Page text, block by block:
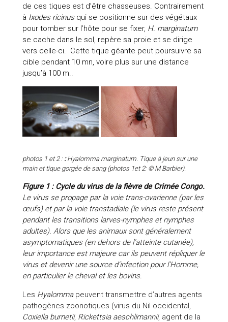
de ces tiques est d’être chasseuses. Contrairement
à Ixodes ricinusqui se positionne sur des végétaux
pour tomber sur l’hôte pour se fixer, H. marginatum
se cache dans le sol, repère sa proie et se dirige
vers celle-ci. Cette tique géante peut poursuivre sa
cible pendant 10 mn, voire plus sur une distance
jusqu’à 100 m..
photos 1 et 2 : :Hyalomma marginatum. Tique à jeun sur une
main et tique gorgée de sang (photos 1et 2: © M Barbier).
Figure 1 : Cycle du virus de la fièvre de Crimée Congo.
Le virus se propage par la voie trans-ovarienne (par les
œufs) et par la voie transtadiale (le virus reste présent
pendant les transitions larves-nymphes et nymphes
adultes). Alors que les animaux sont généralement
asymptomatiques (en dehors de l’atteinte cutanée),
leur importance est majeure car ils peuvent répliquer le
virus et devenir une source d’infection pour l’Homme,
en particulier le cheval et les bovins.
Les Hyalommapeuvent transmettre d’autres agents
pathogènes zoonotiques (virus du Nil occidental,
Coxiella burnetii, Rickettsia aeschlimannii, agent de la